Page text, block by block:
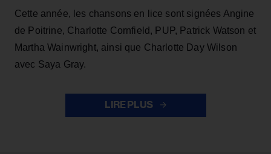
Cette année, les chansons en lice sont signées Angine
de Poitrine, Charlotte Cornfield, PUP, Patrick Watson et
Martha Wainwright, ainsi que Charlotte Day Wilson
avec Saya Gray.
LIRE PLUS